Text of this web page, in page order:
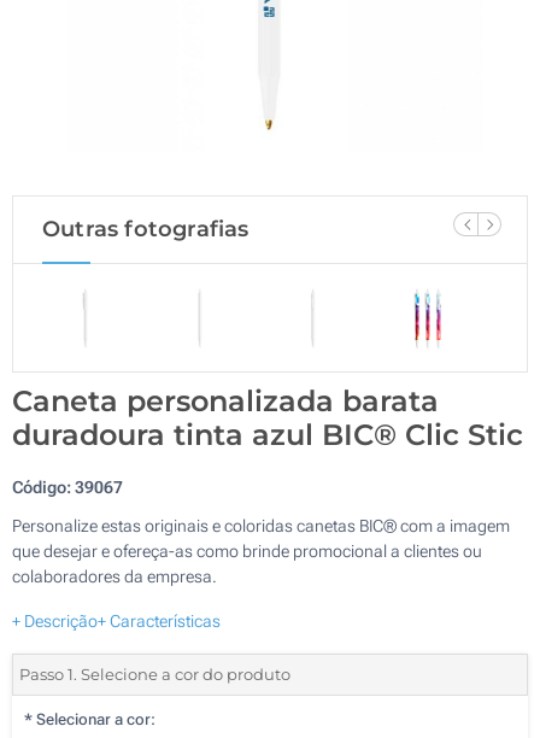
Outras fotografias
Caneta personalizada barata
duradoura tinta azul BIC® Clic Stic
Código:39067
Personalize estas originais e coloridas canetas BIC® com a imagem
que desejar e ofereça-as como brinde promocional a clientes ou
colaboradores da empresa.
+ Descrição+ Características
Passo 1. Selecione a cor do produto
* Selecionar a cor: